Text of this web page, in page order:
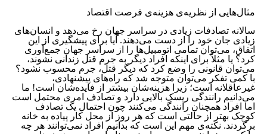
مثال‌هایی از نظریه‌ی هزینه‌ی فرصت اقتصاد
سالانه تصادفات زیادی در سراسر جهان رخ می‌دهد و انسان‌های
زیادی جان خود را از دست می‌دهند. آیا برای پیشگیری از این
اتفاق، می‌توان تمامی اتومبیل‌ها را از سراسر جهان جمع‌آوری
کرد؟ یا مثلاً برای اینکه افراد دیگر به جرم قتل زندانی نشوند،
می‌توان قانونی را وضع کرد که دیگر قتل، جرم محسوب نشود؟
با کمی تفکر می‌توان متوجه شد که راه‌های پیشنهادی،
غیرعاقلانه است؛ زیرا هزینه‌شان بیشتر از فایده‌شان است! ما
می‌دانیم رانندگی ریسک بالایی دارد و تصادف امری محتمل است
اما افراد همچنان رانندگی می‌کنند چون احتمال یک تصادف
کوچک بهتر از حالتی است که هر روز از محل کار پیاده به خانه
برگردند. نکته‌ی مهم این است که بدانیم افراد نمی‌توانند هر چه